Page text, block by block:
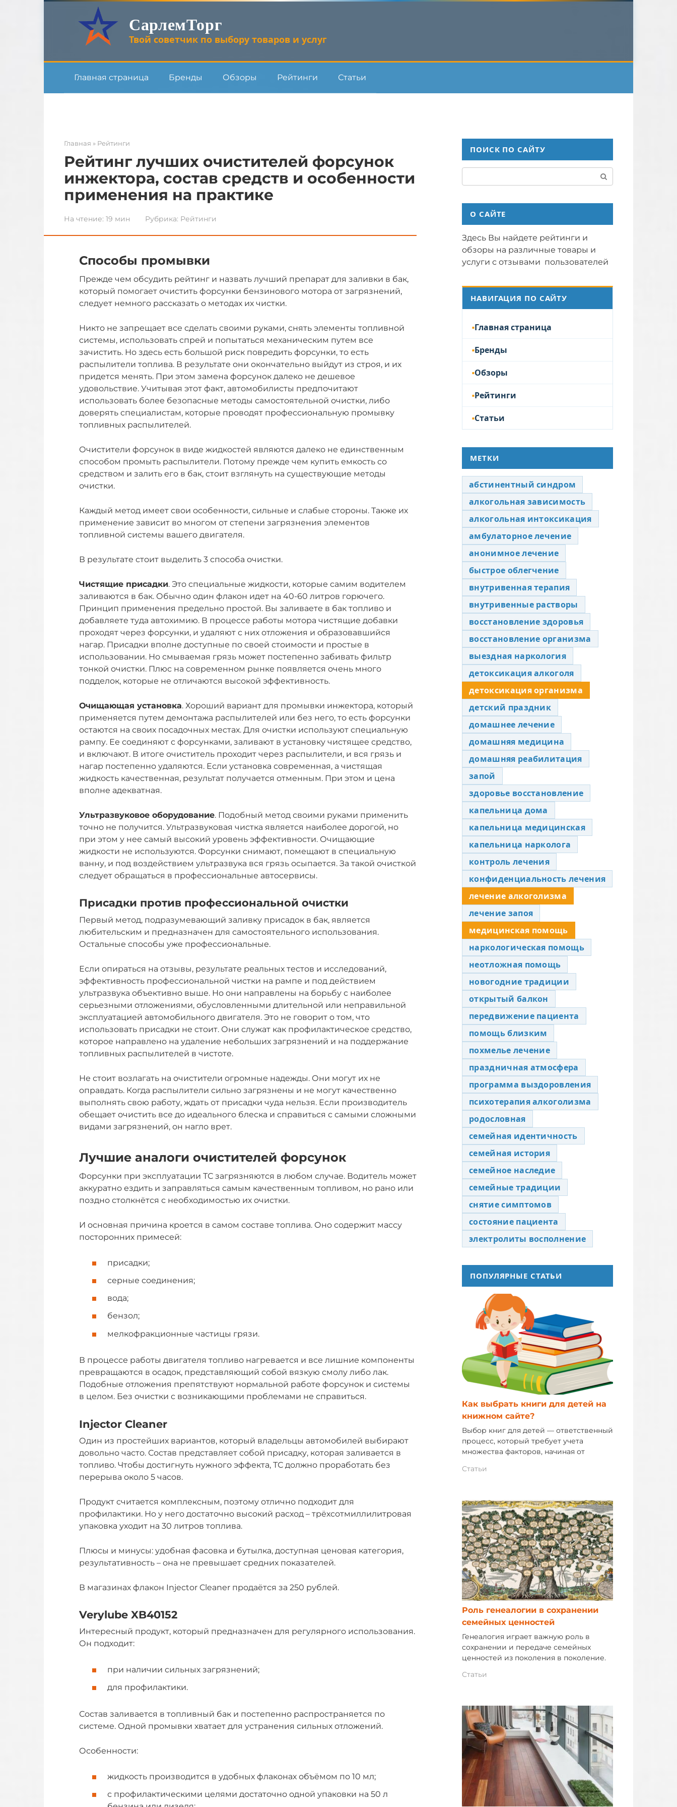
СарлемТорг
Твой советчик по выбору товаров и услуг
Главная страница Бренды Обзоры Рейтинги Статьи
Главная » Рейтинги
Рейтинг лучших очистителей форсунок
инжектора, состав средств и особенности
применения на практике
На чтение: 19 мин Рубрика: Рейтинги
Способы промывки
Прежде чем обсудить рейтинг и назвать лучший препарат для заливки в бак,
который помогает очистить форсунки бензинового мотора от загрязнений,
следует немного рассказать о методах их чистки.
Никто не запрещает все сделать своими руками, снять элементы топливной
системы, использовать спрей и попытаться механическим путем все
зачистить. Но здесь есть большой риск повредить форсунки, то есть
распылители топлива. В результате они окончательно выйдут из строя, и их
придется менять. При этом замена форсунок далеко не дешевое
удовольствие. Учитывая этот факт, автомобилисты предпочитают
использовать более безопасные методы самостоятельной очистки, либо
доверять специалистам, которые проводят профессиональную промывку
топливных распылителей.
Очистители форсунок в виде жидкостей являются далеко не единственным
способом промыть распылители. Потому прежде чем купить емкость со
средством и залить его в бак, стоит взглянуть на существующие методы
очистки.
Каждый метод имеет свои особенности, сильные и слабые стороны. Также их
применение зависит во многом от степени загрязнения элементов
топливной системы вашего двигателя.
В результате стоит выделить 3 способа очистки.
Чистящие присадки. Это специальные жидкости, которые самим водителем
заливаются в бак. Обычно один флакон идет на 40-60 литров горючего.
Принцип применения предельно простой. Вы заливаете в бак топливо и
добавляете туда автохимию. В процессе работы мотора чистящие добавки
проходят через форсунки, и удаляют с них отложения и образовавшийся
нагар. Присадки вполне доступные по своей стоимости и простые в
использовании. Но смываемая грязь может постепенно забивать фильтр
тонкой очистки. Плюс на современном рынке появляется очень много
подделок, которые не отличаются высокой эффективность.
Очищающая установка. Хороший вариант для промывки инжектора, который
применяется путем демонтажа распылителей или без него, то есть форсунки
остаются на своих посадочных местах. Для очистки используют специальную
рампу. Ее соединяют с форсунками, заливают в установку чистящее средство,
и включают. В итоге очиститель проходит через распылители, и вся грязь и
нагар постепенно удаляются. Если установка современная, а чистящая
жидкость качественная, результат получается отменным. При этом и цена
вполне адекватная.
Ультразвуковое оборудование. Подобный метод своими руками применить
точно не получится. Ультразвуковая чистка является наиболее дорогой, но
при этом у нее самый высокий уровень эффективности. Очищающие
жидкости не используются. Форсунки снимают, помещают в специальную
ванну, и под воздействием ультразвука вся грязь осыпается. За такой очисткой
следует обращаться в профессиональные автосервисы.
Присадки против профессиональной очистки
Первый метод, подразумевающий заливку присадок в бак, является
любительским и предназначен для самостоятельного использования.
Остальные способы уже профессиональные.
Если опираться на отзывы, результате реальных тестов и исследований,
эффективность профессиональной чистки на рампе и под действием
ультразвука объективно выше. Но они направлены на борьбу с наиболее
серьезными отложениями, обусловленными длительной или неправильной
эксплуатацией автомобильного двигателя. Это не говорит о том, что
использовать присадки не стоит. Они служат как профилактическое средство,
которое направлено на удаление небольших загрязнений и на поддержание
топливных распылителей в чистоте.
Не стоит возлагать на очистители огромные надежды. Они могут их не
оправдать. Когда распылители сильно загрязнены и не могут качественно
выполнять свою работу, ждать от присадки чуда нельзя. Если производитель
обещает очистить все до идеального блеска и справиться с самыми сложными
видами загрязнений, он нагло врет.
Лучшие аналоги очистителей форсунок
Форсунки при эксплуатации ТС загрязняются в любом случае. Водитель может
аккуратно ездить и заправляться самым качественным топливом, но рано или
поздно столкнётся с необходимостью их очистки.
И основная причина кроется в самом составе топлива. Оно содержит массу
посторонних примесей:
присадки;
серные соединения;
вода;
бензол;
мелкофракционные частицы грязи.
В процессе работы двигателя топливо нагревается и все лишние компоненты
превращаются в осадок, представляющий собой вязкую смолу либо лак.
Подобные отложения препятствуют нормальной работе форсунок и системы
в целом. Без очистки с возникающими проблемами не справиться.
Injector Cleaner
Один из простейших вариантов, который владельцы автомобилей выбирают
довольно часто. Состав представляет собой присадку, которая заливается в
топливо. Чтобы достигнуть нужного эффекта, ТС должно проработать без
перерыва около 5 часов.
Продукт считается комплексным, поэтому отлично подходит для
профилактики. Но у него достаточно высокий расход – трёхсотмиллилитровая
упаковка уходит на 30 литров топлива.
Плюсы и минусы: удобная фасовка и бутылка, доступная ценовая категория,
результативность – она не превышает средних показателей.
В магазинах флакон Injector Cleaner продаётся за 250 рублей.
Verylube XB40152
Интересный продукт, который предназначен для регулярного использования.
Он подходит:
при наличии сильных загрязнений;
для профилактики.
Состав заливается в топливный бак и постепенно распространяется по
системе. Одной промывки хватает для устранения сильных отложений.
Особенности:
жидкость производится в удобных флаконах объёмом по 10 мл;
с профилактическими целями достаточно одной упаковки на 50 л
ПОИСК ПО САЙТУ
О САЙТЕ
Здесь Вы найдете рейтинги и
обзоры на различные товары и
услуги с отзывами пользователей
НАВИГАЦИЯ ПО САЙТУ
Главная страница
Бренды
Обзоры
Рейтинги
Статьи
МЕТКИ
абстинентный синдром
алкогольная зависимость
алкогольная интоксикация
амбулаторное лечение
анонимное лечение
быстрое облегчение
внутривенная терапия
внутривенные растворы
восстановление здоровья
восстановление организма
выездная наркология
детоксикация алкоголя
детоксикация организма
детский праздник
домашнее лечение
домашняя медицина
домашняя реабилитация
запой
здоровье восстановление
капельница дома
капельница медицинская
капельница нарколога
контроль лечения
конфиденциальность лечения
лечение алкоголизма
лечение запоя
медицинская помощь
наркологическая помощь
неотложная помощь
новогодние традиции
открытый балкон
передвижение пациента
помощь близким
похмелье лечение
праздничная атмосфера
программа выздоровления
психотерапия алкоголизма
родословная
семейная идентичность
семейная история
семейное наследие
семейные традиции
снятие симптомов
состояние пациента
электролиты восполнение
ПОПУЛЯРНЫЕ СТАТЬИ
Как выбрать книги для детей на
книжном сайте?
Выбор книг для детей — ответственный
процесс, который требует учета
множества факторов, начиная от
Статьи
Роль генеалогии в сохранении
семейных ценностей
Генеалогия играет важную роль в
сохранении и передаче семейных
ценностей из поколения в поколение.
Статьи